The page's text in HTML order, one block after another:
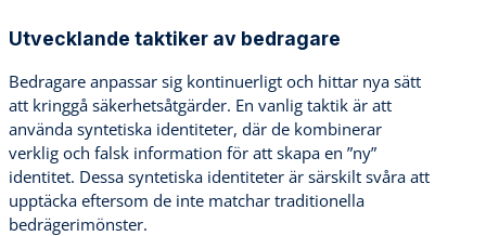
Utvecklande taktiker av bedragare
Bedragare anpassar sig kontinuerligt och hittar nya sätt
att kringgå säkerhetsåtgärder. En vanlig taktik är att
använda syntetiska identiteter, där de kombinerar
verklig och falsk information för att skapa en ”ny”
identitet. Dessa syntetiska identiteter är särskilt svåra att
upptäcka eftersom de inte matchar traditionella
bedrägerimönster.